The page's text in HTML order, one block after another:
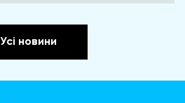
Усі новини